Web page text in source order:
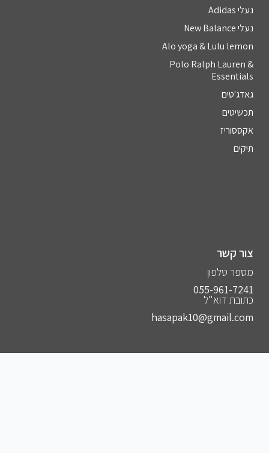
נעלי Adidas
נעלי New Balance
Alo yoga & Lulu lemon
Polo Ralph Lauren &
Essentials
גאדג'טים
תכשיטים
אקססוריז
תיקים
צור קשר
מספר טלפון
055-961-7241⁩
כתובת דוא''ל
hasapak10@gmail.com